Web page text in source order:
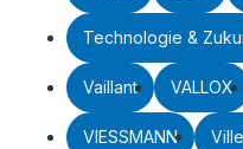
Technologie &
Vaillant VALLOX
VIESSMANN